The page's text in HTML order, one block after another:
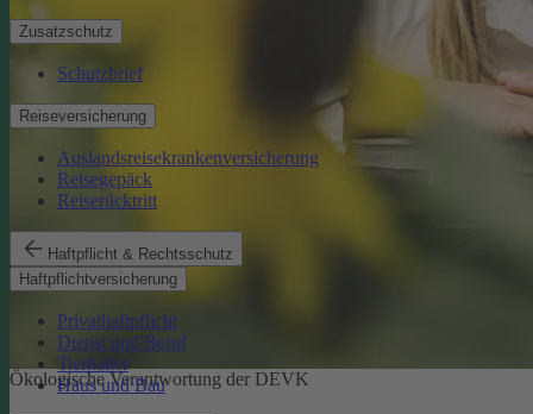
Zusatzschutz
Schutzbrief
Reiseversicherung
Auslandsreisekrankenversicherung
Reisegepäck
Reiserücktritt
Haftpflicht & Rechtsschutz
Haftpflichtversicherung
Privathaftpflicht
Dienst und Beruf
Tierhalter
Haus und Bau
Ökologische Verantwortung der DEVK